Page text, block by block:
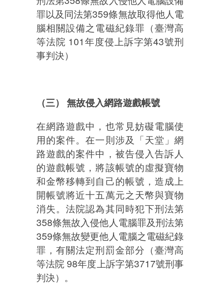
罪以及同法第359條無故取得他人電
腦相關設備之電磁紀錄罪（臺灣高
等法院 101年度侵上訴字第43號刑
事判決）
（三） 無故侵入網路遊戲帳號
在網路遊戲中，也常見妨礙電腦使
用的案件。在一則涉及「天堂」網
路遊戲的案件中，被告侵入告訴人
的遊戲帳號，將該帳號的虛擬寶物
和金幣移轉到自己的帳號，造成上
開帳號將近十五萬元之天幣與寶物
消失。法院認為其同時犯下刑法第
358條無故入侵他人電腦罪及刑法第
359條無故變更他人電腦之電磁紀錄
罪，有關法定刑罰金部分（臺灣高
等法院 98年度上訴字第3717號刑事
判決）。